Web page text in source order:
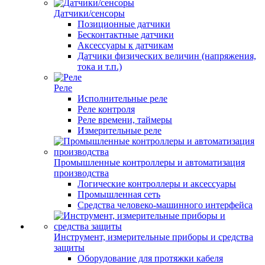
Датчики/сенсоры
Позиционные датчики
Бесконтактные датчики
Аксессуары к датчикам
Датчики физических величин (напряжения,
тока и т.п.)
Реле
Исполнительные реле
Реле контроля
Реле времени, таймеры
Измерительные реле
Промышленные контроллеры и автоматизация
производства
Логические контроллеры и аксессуары
Промышленная сеть
Средства человеко-машинного интерфейса
Инструмент, измерительные приборы и средства
защиты
Оборудование для протяжки кабеля